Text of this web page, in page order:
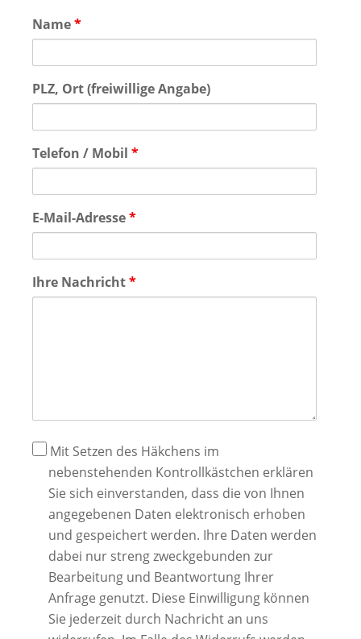
Name*
PLZ, Ort (freiwillige Angabe)
Telefon / Mobil *
E-Mail-Adresse*
Ihre Nachricht*
Datenschutz
Mit Setzen des Häkchens im
nebenstehenden Kontrollkästchen erklären
Sie sich einverstanden, dass die von Ihnen
angegebenen Daten elektronisch erhoben
und gespeichert werden. Ihre Daten werden
dabei nur streng zweckgebunden zur
Bearbeitung und Beantwortung Ihrer
Anfrage genutzt. Diese Einwilligung können
Sie jederzeit durch Nachricht an uns